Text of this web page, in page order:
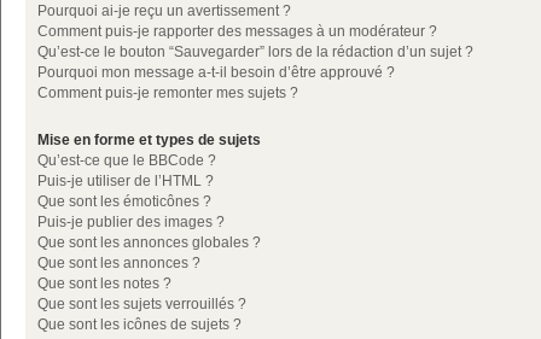
Pourquoi ai-je reçu un avertissement ?
Comment puis-je rapporter des messages à un modérateur ?
Qu’est-ce le bouton “Sauvegarder” lors de la rédaction d’un sujet ?
Pourquoi mon message a-t-il besoin d’être approuvé ?
Comment puis-je remonter mes sujets ?
Mise en forme et types de sujets
Qu’est-ce que le BBCode ?
Puis-je utiliser de l’HTML ?
Que sont les émoticônes ?
Puis-je publier des images ?
Que sont les annonces globales ?
Que sont les annonces ?
Que sont les notes ?
Que sont les sujets verrouillés ?
Que sont les icônes de sujets ?